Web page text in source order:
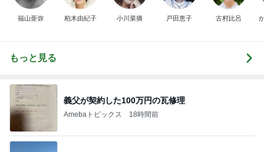
福山亜弥 柏木由紀子 小川菜摘 戸田恵子 古村比呂
もっと見る
義父が契約した100万円の瓦修理
Amebaトピックス 18時間前